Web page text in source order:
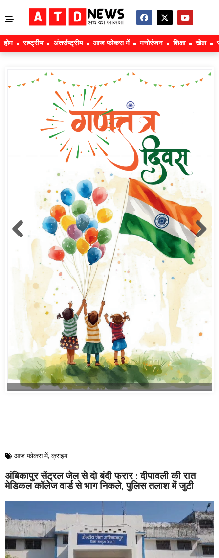
होम राष्ट्रीय अंतर्राष्ट्रीय आज फोकस में मनोरंजन शिक्षा खेल
आज फोकस में क्राइम
अंबिकापुर सेंट्रल जेल से दो बंदी फरार : दीपावली की रात
मेडिकल कॉलेज वार्ड से भाग निकले, पुलिस तलाश में जुटी
अंबिकापुर. सरगुजा सेंट्रल जेल के दो विचाराधीन बंदी दीपावली की रात को